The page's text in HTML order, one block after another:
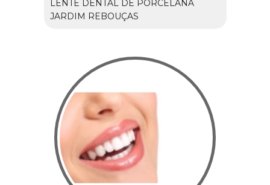
LENTE DENTAL DE PORCELANA
JARDIM REBOUÇAS